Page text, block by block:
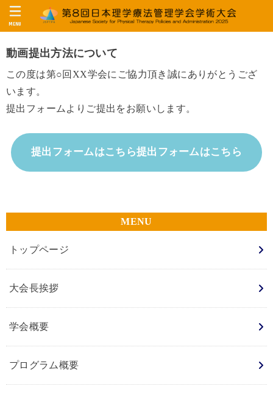
MENU
動画提出方法について
この度は第○回XX学会にご協力頂き誠にありがとうござ
います。
提出フォームよりご提出をお願いします。
提出フォームはこちら提出フォームはこちら
トップページ
大会長挨拶
学会概要
プログラム概要